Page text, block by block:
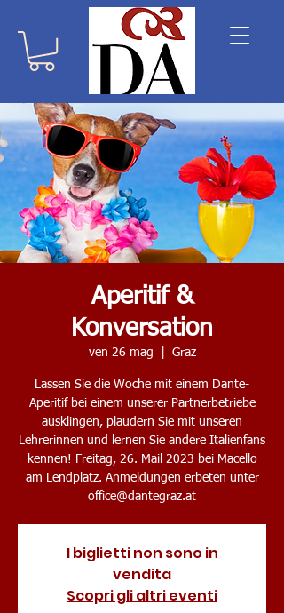
Aperitif &
Konversation
ven 26 mag Graz
Lassen Sie die Woche mit einem Dante-
Aperitif bei einem unserer Partnerbetriebe
ausklingen, plaudern Sie mit unseren
Lehrerinnen und lernen Sie andere Italienfans
kennen! Freitag, 26. Mail 2023 bei Macello
am Lendplatz. Anmeldungen erbeten unter
office@dantegraz.at
I biglietti non sono in
vendita
Scopri gli altri eventi